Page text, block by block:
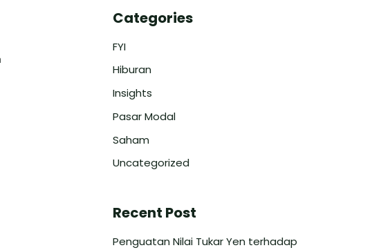
Categories
FYI
Hiburan
Insights
Pasar Modal
Saham
Uncategorized
Recent Post
Penguatan Nilai Tukar Yen terhadap